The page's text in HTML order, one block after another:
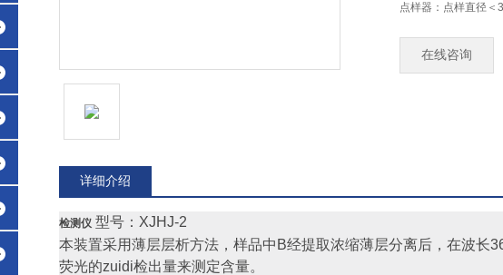
点样器：点样直径＜
重 量：8kg；
在线咨询
详细介绍
检测仪 型号：XJHJ-2
本装置采用薄层层析方法，样品中B经提取浓缩薄层分离后，在波长
荧光的zuidi检出量来测定含量。